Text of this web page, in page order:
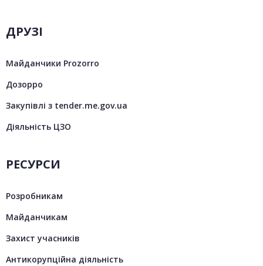
ДРУЗІ
Майданчики Prozorro
Дозорро
Закупівлі з tender.me.gov.ua
Діяльність ЦЗО
РЕСУРСИ
Розробникам
Майданчикам
Захист учасників
Антикорупційна діяльність